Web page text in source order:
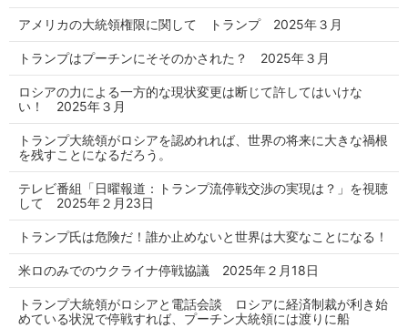
アメリカの大統領権限に関して トランプ 2025年３月
トランプはプーチンにそそのかされた？ 2025年３月
ロシアの力による一方的な現状変更は断じて許してはいけな
い！ 2025年３月
トランプ大統領がロシアを認めれれば、世界の将来に大きな禍根
を残すことになるだろう。
テレビ番組「日曜報道：トランプ流停戦交渉の実現は？」を視聴
して 2025年２月23日
トランプ氏は危険だ！誰か止めないと世界は大変なことになる！
米ロのみでのウクライナ停戦協議 2025年２月18日
トランプ大統領がロシアと電話会談 ロシアに経済制裁が利き始
めている状況で停戦すれば、プーチン大統領には渡りに船